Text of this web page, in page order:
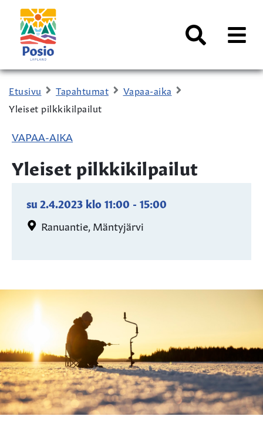
Siirry sisältöön
Kaupungin
logo
AVAA
Etusivu Tapahtumat
Vapaa-aika
Yleiset pilkkikilpailut
VAPAA-AIKA
Yleiset pilkkikilpailut
su 2.4.2023klo11:00 - 15:00
Ranuantie, Mäntyjärvi